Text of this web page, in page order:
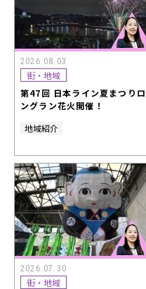
2026.08.03
街・地域
第47回 日本ライン夏まつりロ
ングラン花火開催！
地域紹介
2026.07.30
街・地域